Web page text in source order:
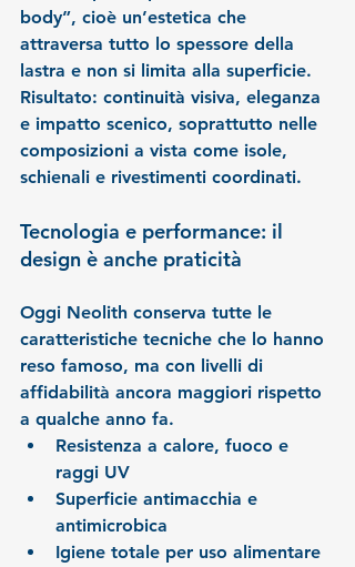
body”, cioè un’estetica che
attraversa tutto lo spessore della
lastra e non si limita alla superficie.
Risultato: continuità visiva, eleganza
e impatto scenico, soprattutto nelle
composizioni a vista come isole,
schienali e rivestimenti coordinati.
Tecnologia e performance: il
design è anche praticità
Oggi Neolith conserva tutte le
caratteristiche tecniche che lo hanno
reso famoso, ma con livelli di
affidabilità ancora maggiori rispetto
a qualche anno fa.
Resistenza a calore, fuoco e
raggi UV
Superficie antimacchia e
antimicrobica
Igiene totale per uso alimentare